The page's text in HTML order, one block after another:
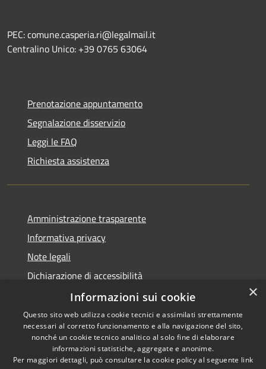
PEC: comune.casperia.ri@legalmail.it
Centralino Unico: +39 0765 63064
Prenotazione appuntamento
Segnalazione disservizio
Leggi le FAQ
Richiesta assistenza
Amministrazione trasparente
Informativa privacy
Note legali
Dichiarazione di accessibilità
Accessibilità
Privacy
Copyright © 2026 • Comune di
Casperia • Powered by
Municipium•Accesso
×
Informazioni sui cookie
Questo sito web utilizza cookie tecnici e assimilati strettamente
necessari al corretto funzionamento e alla navigazione del sito,
nonché un cookie tecnico analitico al solo fine di elaborare
informazioni statistiche, aggregate e anonime.
Per maggiori dettagli, può consultare la cookie policy al seguente link